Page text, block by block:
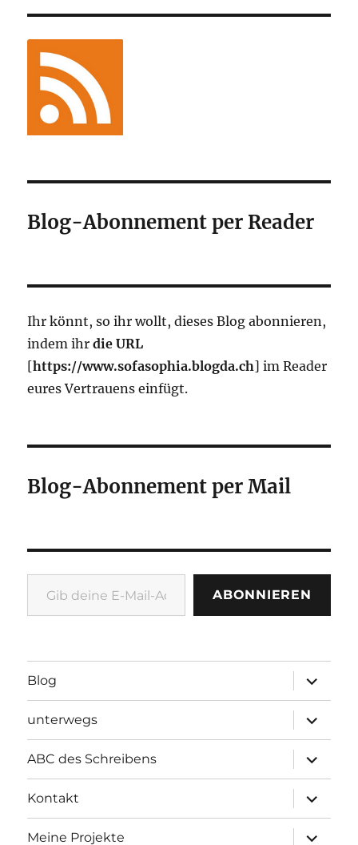
Blog-Abonnement per Reader
Ihr könnt, so ihr wollt, dieses Blog abonnieren,
indem ihrdie URL
[https://www.sofasophia.blogda.ch] im Reader
eures Vertrauens einfügt.
Blog-Abonnement per Mail
Gib deine E-Mail-Adresse ein ...
ABONNIEREN
Blog
öffnen
unterwegs
öffnen
ABC des Schreibens
öffnen
Kontakt
öffnen
Meine Projekte